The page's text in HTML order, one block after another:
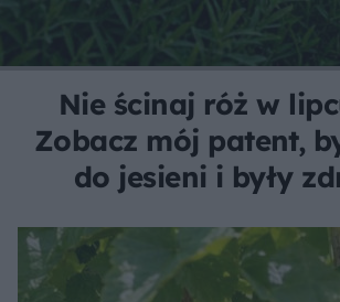
Nie ścinaj róż w
Zobacz mój patent,
do jesieni i były